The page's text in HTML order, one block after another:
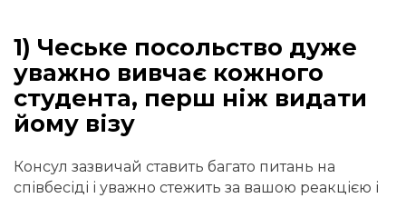
1) Чеське посольство дуже
уважно вивчає кожного
студента, перш ніж видати
йому візу
Консул зазвичай ставить багато питань на
співбесіді і уважно стежить за вашою реакцією і